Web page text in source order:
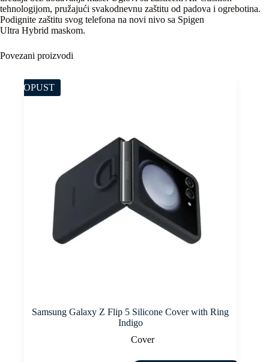
tehnologijom, pružajući svakodnevnu zaštitu od padova i ogrebotina.
Podignite zaštitu svog telefona na novi nivo sa Spigen
Ultra Hybrid maskom.
Povezani proizvodi
POPUST
Samsung Galaxy Z Flip 5 Silicone Cover with Ring
Indigo
Cover